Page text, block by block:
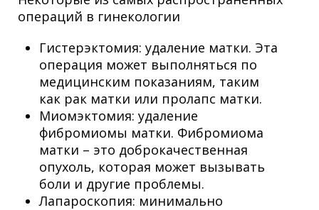
операций в гинекологии
Гистерэктомия: удаление матки. Эта
операция может выполняться по
медицинским показаниям, таким
как рак матки или пролапс матки.
Миомэктомия: удаление
фибромиомы матки. Фибромиома
матки – это доброкачественная
опухоль, которая может вызывать
боли и другие проблемы.
Лапароскопия: минимально